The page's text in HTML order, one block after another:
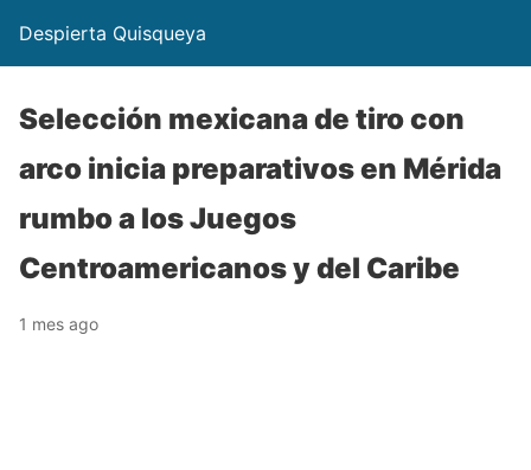
Despierta Quisqueya
Selección mexicana de tiro con
arco inicia preparativos en Mérida
rumbo a los Juegos
Centroamericanos y del Caribe
1 mes ago